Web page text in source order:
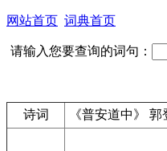
网站首页 词典首页
请输入您要查询的词句：
诗词 《普安道中》 郭